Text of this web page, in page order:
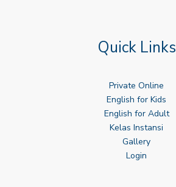
Quick Links
Private Online
English for Kids
English for Adult
Kelas Instansi
Gallery
Login